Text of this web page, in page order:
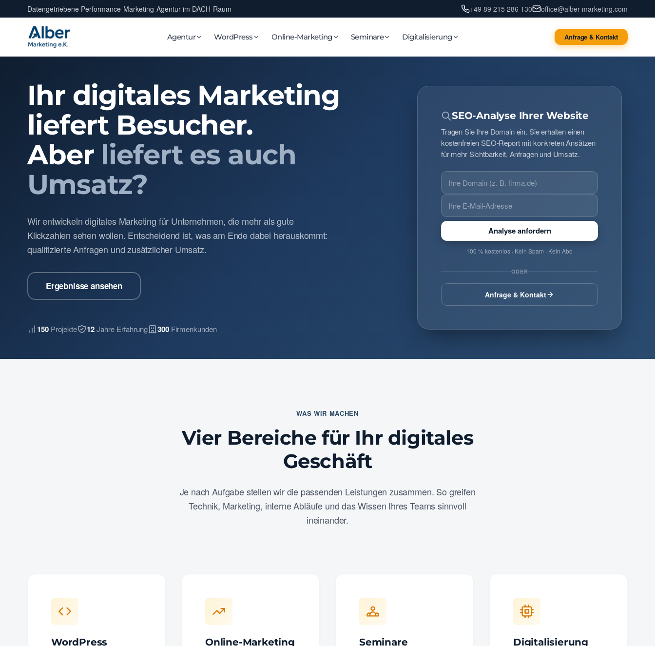
Datengetriebene Performance-Marketing-Agentur im DACH-Raum +49 89 215 286 130 office@alber-marketing.com
Agentur WordPress Online-Marketing Seminare Digitalisierung Anfrage & Kontakt
Ihr digitales Marketing
liefert Besucher.
Aber liefert es auch
Wir entwickeln digitales Marketing für Unternehmen, die mehr als gute
Klickzahlen sehen wollen. Entscheidend ist, was am Ende dabei herauskommt:
qualifizierte Anfragen und zusätzlicher Umsatz.
Ergebnisse ansehen
150 Projekte 12Jahre Erfahrung 300 Firmenkunden
SEO-Analyse Ihrer Website
Tragen Sie Ihre Domain ein. Sie erhalten einen
kostenfreien SEO-Report mit konkreten Ansätzen
für mehr Sichtbarkeit, Anfragen und Umsatz.
Ihre
Domain
Ihre
E-
Mail-
Adresse
Analyse anfordern
100 % kostenlos · Kein Spam · Kein Abo
ODER
Anfrage & Kontakt
WAS WIR MACHEN
Vier Bereiche für Ihr digitales
Geschäft
Je nach Aufgabe stellen wir die passenden Leistungen zusammen. So greifen
Technik, Marketing, interne Abläufe und das Wissen Ihres Teams sinnvoll
ineinander.
WordPress Online-Marketing Seminare Digitalisierung